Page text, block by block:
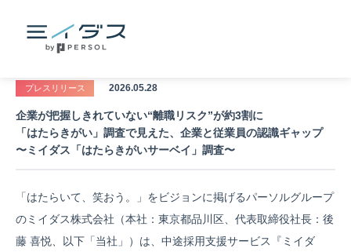
プレスリリース 2026.05.28
企業が把握しきれていない“離職リスク”が約3割に
「はたらきがい」調査で見えた、企業と従業員の認識ギャップ
〜ミイダス「はたらきがいサーベイ」調査〜
「はたらいて、笑おう。」をビジョンに掲げるパーソルグループ
のミイダス株式会社（本社：東京都品川区、代表取締役社長：後
藤 喜悦、以下「当社」）は、中途採用支援サービス『ミイダ